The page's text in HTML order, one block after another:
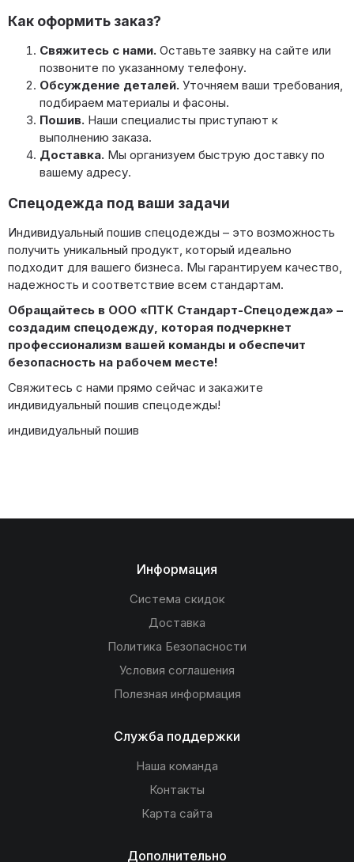
Как оформить заказ?
Свяжитесь с нами. Оставьте заявку на сайте или
позвоните по указанному телефону.
Обсуждение деталей. Уточняем ваши требования,
подбираем материалы и фасоны.
Пошив. Наши специалисты приступают к
выполнению заказа.
Доставка. Мы организуем быструю доставку по
вашему адресу.
Спецодежда под ваши задачи
Индивидуальный пошив спецодежды – это возможность
получить уникальный продукт, который идеально
подходит для вашего бизнеса. Мы гарантируем качество,
надежность и соответствие всем стандартам.
Обращайтесь в ООО «ПТК Стандарт-Спецодежда» –
создадим спецодежду, которая подчеркнет
профессионализм вашей команды и обеспечит
безопасность на рабочем месте!
Свяжитесь с нами прямо сейчас и закажите
индивидуальный пошив спецодежды!
индивидуальный пошив
Информация
Система скидок
Доставка
Политика Безопасности
Условия соглашения
Полезная информация
Служба поддержки
Наша команда
Контакты
Карта сайта
Дополнительно